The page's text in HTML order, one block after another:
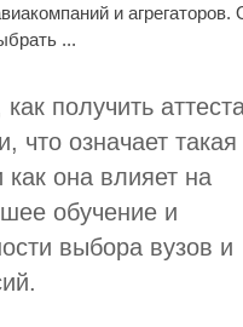
и агрегаторов.
...
получить
что означает такая
как она влияет на
обучение и
выбора вузов и